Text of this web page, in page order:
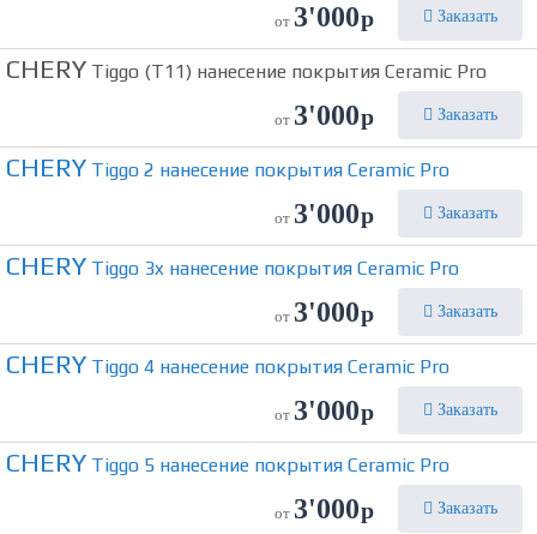
от 3'000р Заказать
CHERY Tiggo (T11) нанесение покрытия Ceramic Pro
от 3'000р Заказать
CHERY Tiggo 2 нанесение покрытия Ceramic Pro
от 3'000р Заказать
CHERY Tiggo 3x нанесение покрытия Ceramic Pro
от 3'000р Заказать
CHERY Tiggo 4 нанесение покрытия Ceramic Pro
от 3'000р Заказать
CHERY Tiggo 5 нанесение покрытия Ceramic Pro
от 3'000р Заказать